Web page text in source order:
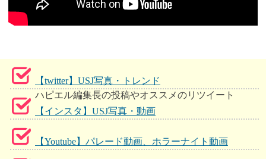
【twitter】USJ写真・トレンド
ハピエル編集長の投稿やオススメのリツイート
【インスタ】USJ写真・動画
【Youtube】パレード動画、ホラーナイト動画